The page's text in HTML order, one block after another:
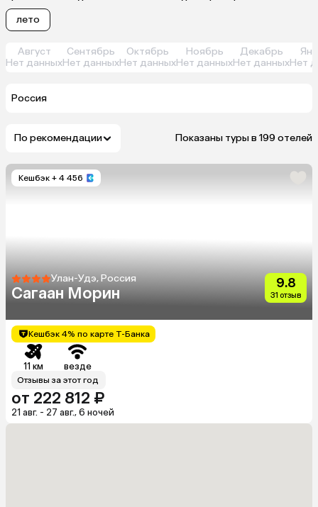
лето
Август
Нет данных
Сентябрь
Нет данных
Октябрь
Нет данных
Ноябрь
Нет данных
Декабрь
Нет данныхНет
Россия
По рекомендации Показаны туры в 199 отелей
Кешбэк + 4 456
Улан-Удэ, Россия
Сагаан Морин
9.8
31 отзыв
Кешбэк 4% по карте Т-Банка
11 км везде
Отзывы за этот год
от 222 812 ₽
21 авг. - 27 авг., 6 ночей